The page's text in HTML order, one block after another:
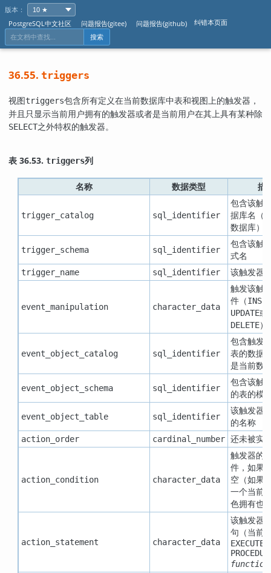
版本：
PostgreSQL中文社区
问题报告(gitee) 问题报告(github) 纠错本页面
搜索
36.55. triggers
视图triggers包含所有定义在当前数据库中表和视图上的触发器，
并且只显示当前用户拥有的触发器或者是当前用户在其上具有某种除
SELECT之外特权的触发器。
表 36.53. triggers列
名称 数据类型 描
trigger_catalog sql_identifier
包含该触
据库名（
数据库）
trigger_schema sql_identifier
包含该触
式名
trigger_name sql_identifier 该触发器
event_manipulation character_data
触发该触
件（
UPDATE或
DELETE）
event_object_catalog sql_identifier
包含触发
表的数据
是当前数
event_object_schema sql_identifier
包含该触
的表的模
event_object_table sql_identifier
该触发器
的名称
action_order cardinal_number 还未被实
action_condition character_data
触发器的
件，如果
空（如果
一个当前
色拥有也
action_statement character_data
该触发器
句（当前
EXECUTE
function